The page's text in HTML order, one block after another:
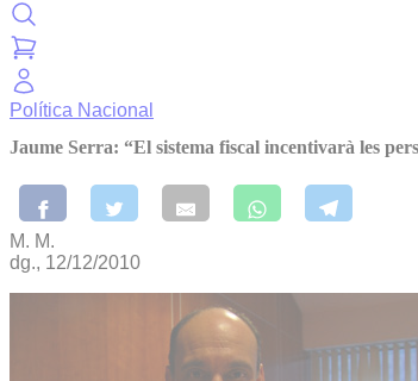
Política Nacional
Jaume Serra: “El sistema fiscal incentivarà les
M. M.
dg., 12/12/2010